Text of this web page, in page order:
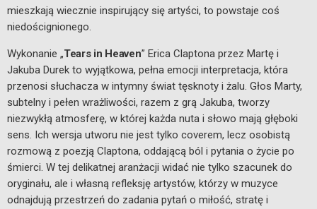
mieszkają wiecznie inspirujący się artyści, to powstaje coś
niedoścignionego.
Wykonanie „Tears in Heaven” Erica Claptona przez Martę i
Jakuba Durek to wyjątkowa, pełna emocji interpretacja, która
przenosi słuchacza w intymny świat tęsknoty i żalu. Głos Marty,
subtelny i pełen wrażliwości, razem z grą Jakuba, tworzy
niezwykłą atmosferę, w której każda nuta i słowo mają głęboki
sens. Ich wersja utworu nie jest tylko coverem, lecz osobistą
rozmową z poezją Claptona, oddającą ból i pytania o życie po
śmierci. W tej delikatnej aranżacji widać nie tylko szacunek do
oryginału, ale i własną refleksję artystów, którzy w muzyce
odnajdują przestrzeń do zadania pytań o miłość, stratę i